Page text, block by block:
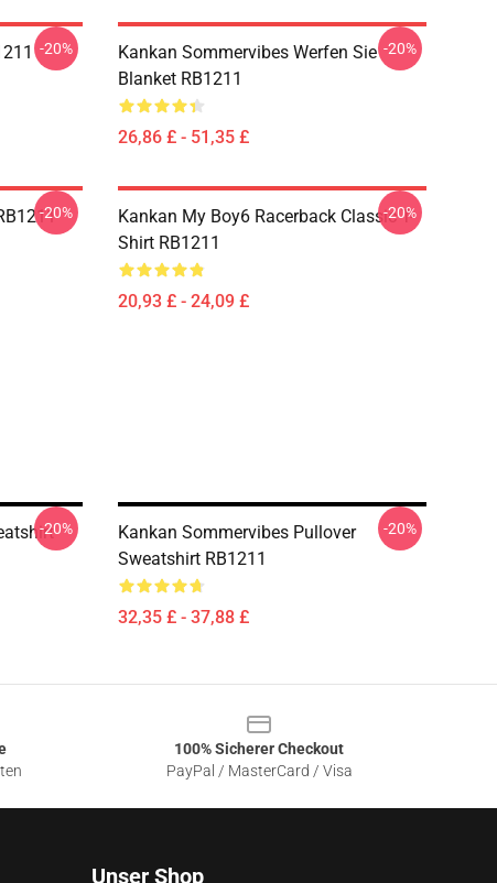
-20%
Kankan Sommervibes Werfen Sie
Blanket RB1211
26,86 £ - 51,35 £
-20%
-20%
Kankan My Boy6 Racerback Classic T-
Shirt RB1211
20,93 £ - 24,09 £
-20%
-20%
Kankan Sommervibes Pullover
Sweatshirt RB1211
32,35 £ - 37,88 £
-20%
100% Sicherer Checkout
PayPal / MasterCard / Visa
Unser Shop